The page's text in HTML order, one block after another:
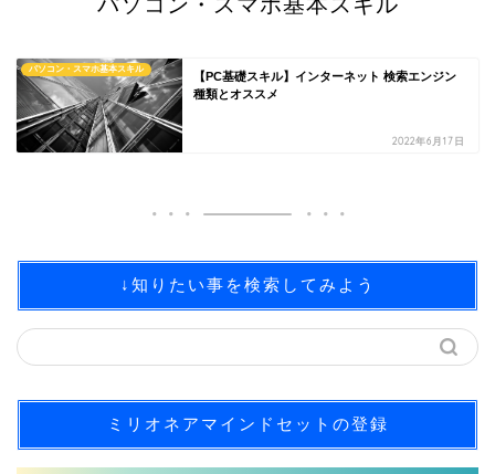
パソコン・スマホ基本スキル
【PC基礎スキル】インターネット 検索エンジン
種類とオススメ
2022年6月17日
↓知りたい事を検索してみよう
ミリオネアマインドセットの登録